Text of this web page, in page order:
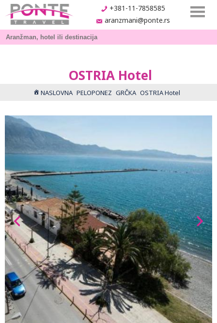
+381-11-7858585
aranzmani@ponte.rs
OSTRIA Hotel
NASLOVNA PELOPONEZ GRČKA OSTRIA Hotel